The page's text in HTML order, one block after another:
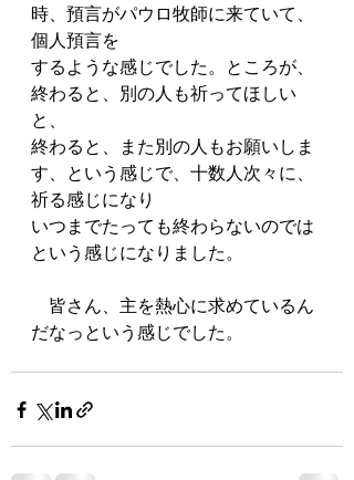
時、預言がパウロ牧師に来ていて、
個人預言を
するような感じでした。ところが、
終わると、別の人も祈ってほしい
と、
終わると、また別の人もお願いしま
す、という感じで、十数人次々に、
祈る感じになり
いつまでたっても終わらないのでは
という感じになりました。
皆さん、主を熱心に求めているん
だなっという感じでした。